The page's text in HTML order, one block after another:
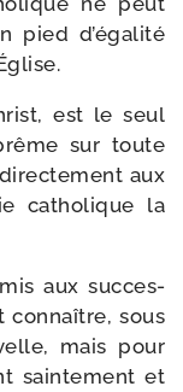
pied d’égalité
est le seul
sur toute
aux
catho­lique la
aux suc­ces­
connaître, sous
mais pour
sain­te­ment et